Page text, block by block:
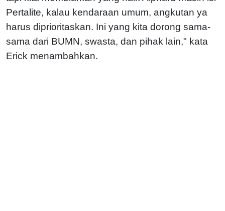
Pertalite, kalau kendaraan umum, angkutan ya
harus diprioritaskan. Ini yang kita dorong sama-
sama dari BUMN, swasta, dan pihak lain," kata
Erick menambahkan.